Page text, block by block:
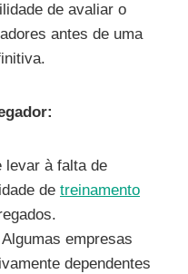
de avaliar o
antes de uma
levar à falta de
de treinamento
empresas
dependentes